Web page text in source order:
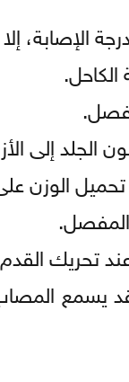
الإصابة،
الجلد إلى
الوزن
تحريك
يسمع